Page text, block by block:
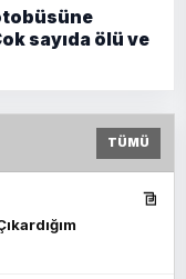
sayıda ölü ve
TÜMÜ